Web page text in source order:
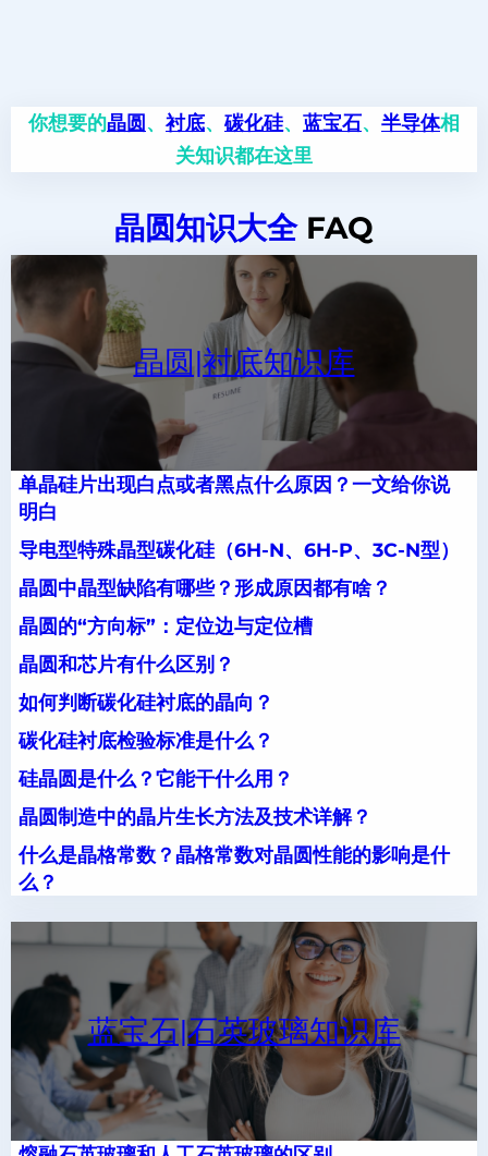
你想要的晶圆 、衬底、 碳化硅、 蓝宝石、 半导体相
关知识都在这里
晶圆知识大全FAQ
晶圆|衬底知识库
单晶硅片出现白点或者黑点什么原因？一文给你说
明白
导电型特殊晶型碳化硅（6H-N、6H-P、3C-N型）
晶圆中晶型缺陷有哪些？形成原因都有啥？
晶圆的“方向标”：定位边与定位槽
晶圆和芯片有什么区别？
如何判断碳化硅衬底的晶向？
碳化硅衬底检验标准是什么？
硅晶圆是什么？它能干什么用？
晶圆制造中的晶片生长方法及技术详解？
什么是晶格常数？晶格常数对晶圆性能的影响是什
么？
蓝宝石|石英玻璃知识库